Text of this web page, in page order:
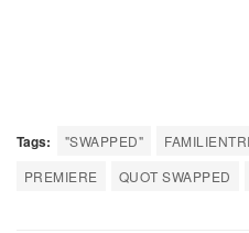
Tags: "SWAPPED"
PREMIERE
QUOT SWAPPED